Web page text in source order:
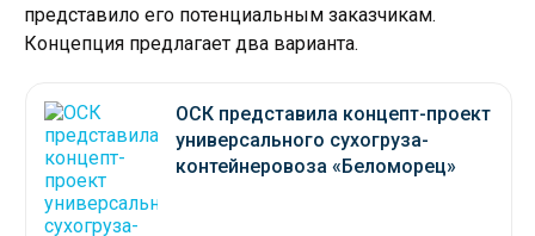
представило его потенциальным заказчикам.
Концепция предлагает два варианта.
ОСК представила концепт-проект
универсального сухогруза-
контейнеровоза «Беломорец»